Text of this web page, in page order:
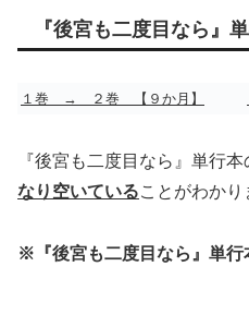
『後宮も二度目なら』
１巻 → ２巻 【９か月】
『後宮も二度目なら』単行
なり空いていることがわかり
※『後宮も二度目なら』